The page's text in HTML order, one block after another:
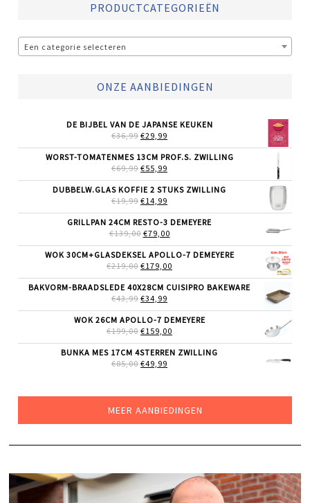
PRODUCTCATEGORIEËN
Een categorie selecteren
ONZE AANBIEDINGEN
DE BIJBEL VAN DE JAPANSE KEUKEN
€36,99 OORSPRONKELIJKE
WAS:
€36,99.
€29,99
IS:
WORST-TOMATENMES 13CM PROF.S. ZWILLING
€69,99 OORSPRONKELIJKE
WAS:
€69,99.
€55,99
IS:
DUBBELW.GLAS KOFFIE 2 STUKS ZWILLING
€19,99 OORSPRONKELIJKE
WAS:
€19,99.
€14,99
IS:
€14,99.
GRILLPAN 24CM RESTO-3 DEMEYERE
€139,00 OORSPRONKELIJKE
WAS:
€139,00.
€79,00HUIDIGE
IS:
€79,00.
WOK 30CM+GLASDEKSEL APOLLO-7 DEMEYERE
€219,00 OORSPRONKELIJKE
WAS:
€219,00.
€179,00
IS:
BAKVORM-BRAADSLEDE 40X28CM CUISIPRO BAKEWARE
€43,99 OORSPRONKELIJKE
WAS:
€43,99.
€34,99
IS:
€34,99.
WOK 26CM APOLLO-7 DEMEYERE
€199,00 OORSPRONKELIJKE
WAS:
€199,00.
€159,00
IS:
BUNKA MES 17CM 4STERREN ZWILLING
€85,00 OORSPRONKELIJKE
€49,99
MEER AANBIEDINGEN